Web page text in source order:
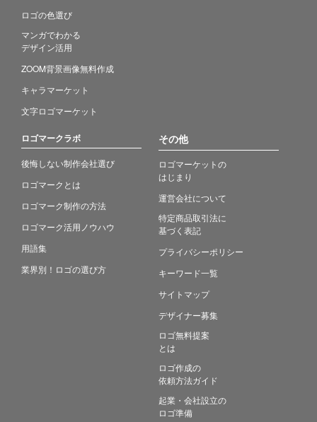
ロゴの色選び
マンガでわかる
デザイン活用
ZOOM背景画像無料作成
キャラマーケット
文字ロゴマーケット
ロゴマークラボ
後悔しない制作会社選び
ロゴマークとは
ロゴマーク制作の方法
ロゴマーク活用ノウハウ
用語集
業界別！ロゴの選び方
その他
ロゴマーケットの
はじまり
運営会社について
特定商品取引法に
基づく表記
プライバシーポリシー
キーワード一覧
サイトマップ
デザイナー募集
ロゴ無料提案
とは
ロゴ作成の
依頼方法ガイド
起業・会社設立の
ロゴ準備